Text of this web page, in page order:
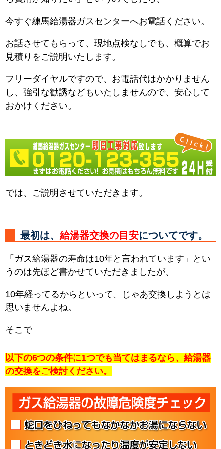
今すぐ練馬給湯器ガスセンターへお電話ください。
お話させてもらって、現地点検なしでも、概算でお
見積りをご説明いたします。
フリーダイヤルですので、お電話代はかかりません
し、強引な勧誘などもいたしませんので、安心して
おかけください。
では、ご説明させていただきます。
最初は、給湯器交換の目安についてです。
「ガス給湯器の寿命は10年と言われています」とい
うのは先ほど書かせていただきましたが、
10年経ってるからといって、じゃあ交換しようとは
思いませんよね。
そこで
以下の6つの条件に1つでも当てはまるなら、給湯器
の交換をご検討ください。